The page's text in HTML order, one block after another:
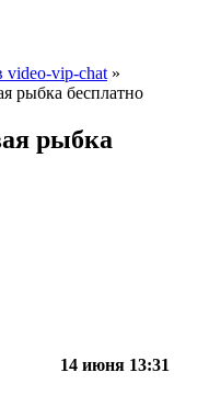
video-vip-chat »
рыбка бесплатно
рыбка
14 июня 13:31